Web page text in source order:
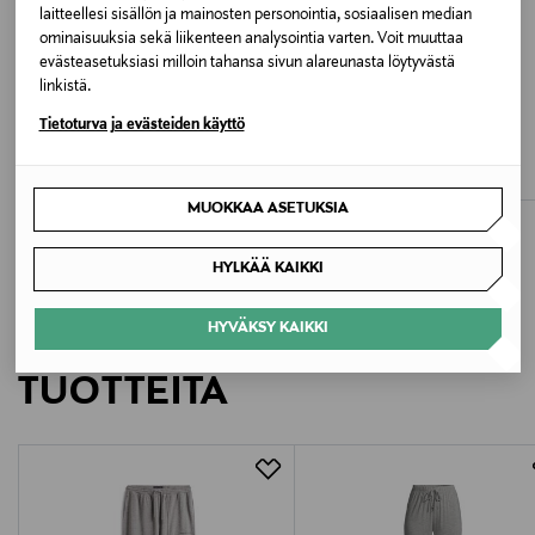
laitteellesi sisällön ja mainosten personointia, sosiaalisen median
ominaisuuksia sekä liikenteen analysointia varten. Voit muuttaa
evästeasetuksiasi milloin tahansa sivun alareunasta löytyvästä
linkistä.
Tietoturva ja evästeiden käyttö
MUOKKAA ASETUKSIA
HYLKÄÄ KAIKKI
HYVÄKSY KAIKKI
Valmistusmaa
Vietnam
Valmistajan tuotenumero
Calvin Klein Europe B.V.
service.eu@calvinklein.com
LAUREN RALPH LAUREN
LISÄÄ KIINNOSTAVIA
TUOTTEITA